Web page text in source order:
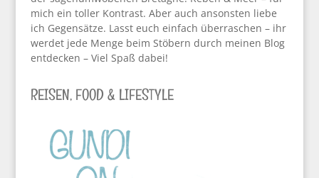
mich ein toller Kontrast. Aber auch ansonsten liebe
ich Gegensätze. Lasst euch einfach überraschen – ihr
werdet jede Menge beim Stöbern durch meinen Blog
entdecken – Viel Spaß dabei!
REISEN, FOOD & LIFESTYLE